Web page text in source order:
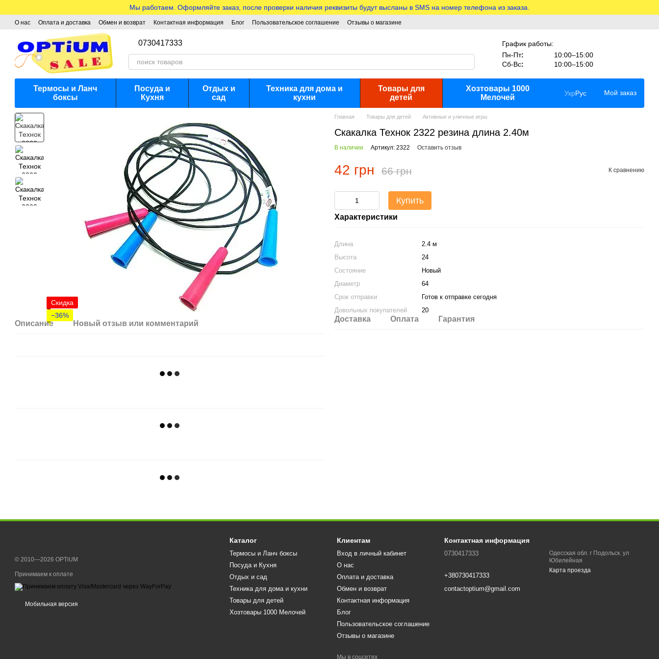
Мы работаем. Оформляйте заказ, после проверки наличия реквизиты будут высланы в SMS на номер телефона из заказа.
О нас Оплата и доставка Обмен и возврат Контактная информация Блог Пользовательское соглашение Отзывы о магазине
0730417333
График работы:
Пн-Пт:
10:00–15:00
Сб-Вс: 10:00–15:00
Термосы и Ланч
боксы
Посуда и
Кухня
Отдых и
сад
Техника для дома и
кухни
Товары для
детей
Хозтовары 1000
Мелочей
УкрРус Мой заказ
Скидка
−36%
Описание Новый отзыв или комментарий
Главная Товары для детей Активные и уличные игры
Скакалка Технок 2322 резина длина 2.40м
В наличии Артикул: 2322 Оставить отзыв
42 грн 66 грн К сравнению
Купить
Характеристики
Длина
2.4 м
Высота
24
Состояние
Новый
Диаметр
64
Срок отправки
Готов к отправке сегодня
Довольных покупателей
20
Доставка Оплата Гарантия
© 2010—2026 OPTiUM
Принимаем к оплате
Мобильная версия
Каталог
Термосы и Ланч боксы
Посуда и Кухня
Отдых и сад
Техника для дома и кухни
Товары для детей
Хозтовары 1000 Мелочей
Клиентам
Вход в личный кабинет
О нас
Оплата и доставка
Обмен и возврат
Контактная информация
Блог
Пользовательское соглашение
Отзывы о магазине
Мы в соцсетях
Контактная информация
0730417333
+380730417333
contactoptium@gmail.com
Одесская обл. г Подольск. ул
Юбилейная
Карта проезда